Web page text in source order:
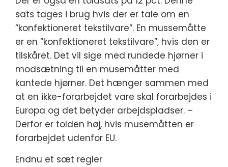
sats tages i brug hvis der er tale om en
”konfektioneret tekstilvare”. En mussemåtte
er en ”konfektioneret tekstilvare”, hvis den er
tilskåret. Det vil sige med rundede hjørner i
modsætning til en musemåtter med
kantede hjørner. Det hænger sammen med
at en ikke-forarbejdet vare skal forarbejdes i
Europa og det betyder arbejdspladser. –
Derfor er tolden høj, hvis musemåtten er
forarbejdet udenfor EU.
Endnu et sæt regler